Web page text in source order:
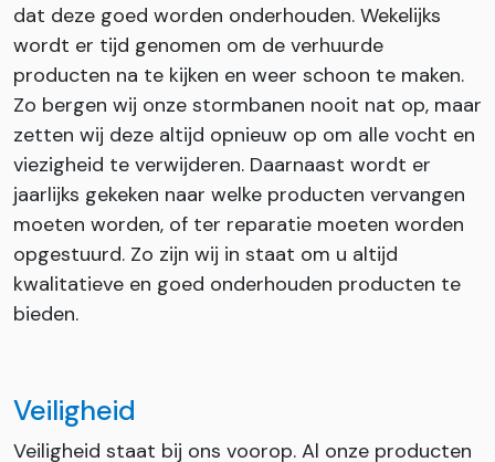
dat deze goed worden onderhouden. Wekelijks
wordt er tijd genomen om de verhuurde
producten na te kijken en weer schoon te maken.
Zo bergen wij onze stormbanen nooit nat op, maar
zetten wij deze altijd opnieuw op om alle vocht en
viezigheid te verwijderen. Daarnaast wordt er
jaarlijks gekeken naar welke producten vervangen
moeten worden, of ter reparatie moeten worden
opgestuurd. Zo zijn wij in staat om u altijd
kwalitatieve en goed onderhouden producten te
bieden.
Veiligheid
Veiligheid staat bij ons voorop. Al onze producten